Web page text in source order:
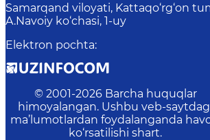
Samarqand viloyati, Kattaqo‘rg‘on
A.Navoiy ko‘chasi, 1-uy
Elektron pochta:
© 2001-2026 Barcha huquqlar
himoyalangan. Ushbu veb-
ma’lumotlardan foydalanganda
ko‘rsatilishi shart.